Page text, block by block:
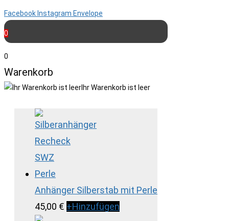
Facebook Instagram Envelope
0
0
Warenkorb
Ihr Warenkorb ist leer
Anhänger Silberstab mit Perle
45,00 € +Hinzufügen